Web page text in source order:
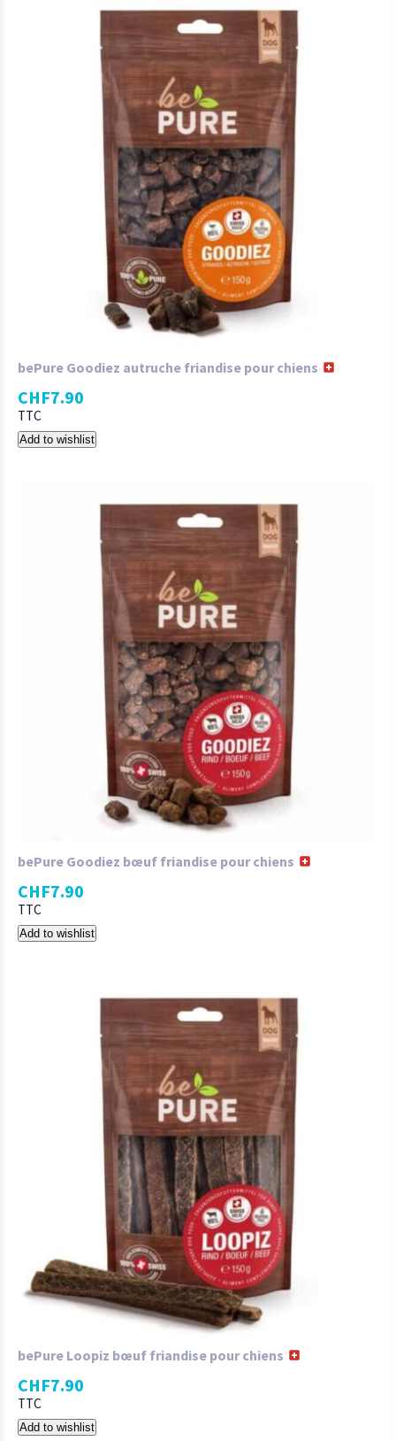
bePure Goodiez autruche friandise pour chiens
CHF7.90
TTC
Add to wishlist
bePure Goodiez bœuf friandise pour chiens
CHF7.90
TTC
Add to wishlist
bePure Loopiz bœuf friandise pour chiens
CHF7.90
TTC
Add to wishlist